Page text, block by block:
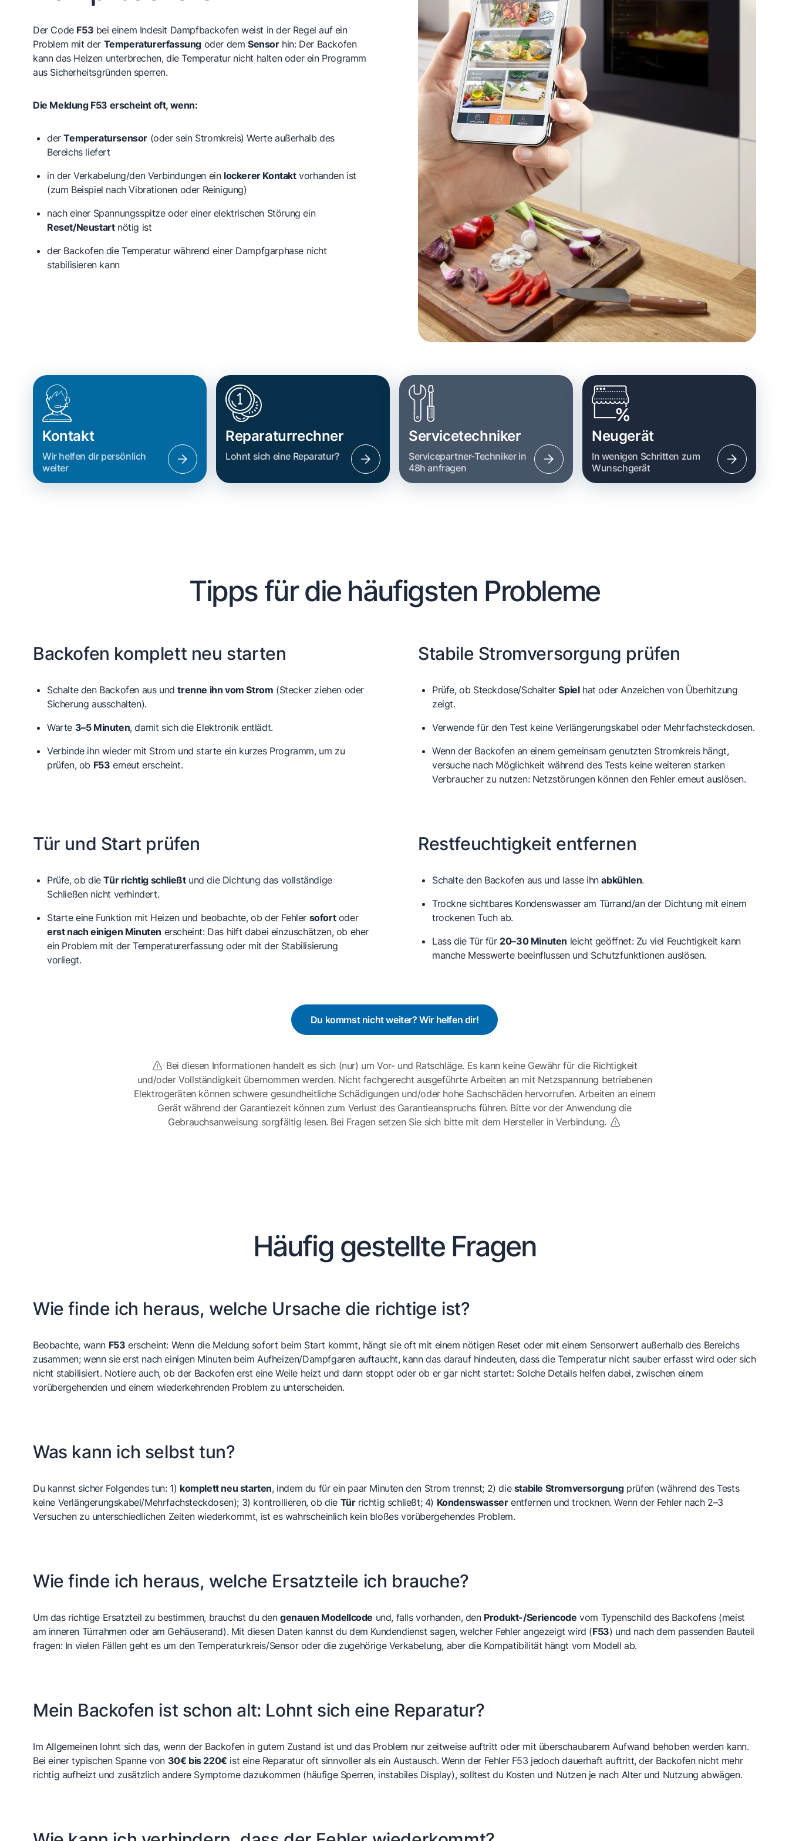
Der Code F53 bei einem Indesit Dampfbackofen weist in der Regel auf ein
Problem mit der Temperaturerfassung oder demSensorhin: Der Backofen
kann das Heizen unterbrechen, die Temperatur nicht halten oder ein Programm
aus Sicherheitsgründen sperren.
Die Meldung F53 erscheint oft, wenn:
derTemperatursensor (oder sein Stromkreis) Werteaußerhalb des
Bereichsliefert
in der Verkabelung/den Verbindungen ein lockerer Kontaktvorhanden ist
(zum Beispiel nach Vibrationen oder Reinigung)
nach einer Spannungsspitze oder einer elektrischen Störung ein
Reset/Neustartnötig ist
der Backofen die Temperatur während einer Dampfgarphase nicht
stabilisieren kann
Kontakt
Wir helfen dir persönlich
weiter
Reparaturrechner
Lohnt sich eine Reparatur?
Servicetechniker
Servicepartner-Techniker in
48h anfragen
Neugerät
In wenigen Schritten zum
Wunschgerät
Tipps für die häufigsten Probleme
Backofen komplett neu starten
Schalte den Backofen aus undtrenne ihn vom Strom (Stecker ziehen oder
Sicherung ausschalten).
Warte 3–5 Minuten, damit sich die Elektronik entlädt.
Verbinde ihn wieder mit Strom und starte ein kurzes Programm, um zu
prüfen, ob F53 erneut erscheint.
Stabile Stromversorgung prüfen
Prüfe, ob Steckdose/SchalterSpielhat oder Anzeichen von Überhitzung
zeigt.
Verwende für den Test keine Verlängerungskabel oder Mehrfachsteckdosen.
Wenn der Backofen an einem gemeinsam genutzten Stromkreis hängt,
versuche nach Möglichkeit während des Tests keine weiteren starken
Verbraucher zu nutzen: Netzstörungen können den Fehler erneut auslösen.
Tür und Start prüfen
Prüfe, ob dieTür richtig schließtund die Dichtung das vollständige
Schließen nicht verhindert.
Starte eine Funktion mit Heizen und beobachte, ob der Fehler sofortoder
erst nach einigen Minuten erscheint: Das hilft dabei einzuschätzen, ob eher
ein Problem mit der Temperaturerfassung oder mit der Stabilisierung
vorliegt.
Restfeuchtigkeit entfernen
Schalte den Backofen aus und lasse ihnabkühlen.
Trockne sichtbares Kondenswasser am Türrand/an der Dichtung mit einem
trockenen Tuch ab.
Lass die Tür für20–30 Minuten leicht geöffnet: Zu viel Feuchtigkeit kann
manche Messwerte beeinflussen und Schutzfunktionen auslösen.
Du kommst nicht weiter? Wir helfen dir!
Bei diesen Informationen handelt es sich (nur) um Vor- und Ratschläge. Es kann keine Gewähr für die Richtigkeit
und/oder Vollständigkeit übernommen werden. Nicht fachgerecht ausgeführte Arbeiten an mit Netzspannung betriebenen
Elektrogeräten können schwere gesundheitliche Schädigungen und/oder hohe Sachschäden hervorrufen. Arbeiten an einem
Gerät während der Garantiezeit können zum Verlust des Garantieanspruchs führen. Bitte vor der Anwendung die
Gebrauchsanweisung sorgfältig lesen. Bei Fragen setzen Sie sich bitte mit dem Hersteller in Verbindung.
Häufig gestellte Fragen
Wie finde ich heraus, welche Ursache die richtige ist?
Beobachte, wann F53 erscheint: Wenn die Meldung sofort beim Start kommt, hängt sie oft mit einem nötigen Reset oder mit einem Sensorwert außerhalb des Bereichs
zusammen; wenn sie erst nach einigen Minuten beim Aufheizen/Dampfgaren auftaucht, kann das darauf hindeuten, dass die Temperatur nicht sauber erfasst wird oder sich
nicht stabilisiert. Notiere auch, ob der Backofen erst eine Weile heizt und dann stoppt oder ob er gar nicht startet: Solche Details helfen dabei, zwischen einem
vorübergehenden und einem wiederkehrenden Problem zu unterscheiden.
Was kann ich selbst tun?
Du kannst sicher Folgendes tun: 1) komplett neu starten, indem du für ein paar Minuten den Strom trennst; 2) die stabile Stromversorgungprüfen (während des Tests
keine Verlängerungskabel/Mehrfachsteckdosen); 3) kontrollieren, ob die Türrichtig schließt; 4) Kondenswasserentfernen und trocknen. Wenn der Fehler nach 2–3
Versuchen zu unterschiedlichen Zeiten wiederkommt, ist es wahrscheinlich kein bloßes vorübergehendes Problem.
Wie finde ich heraus, welche Ersatzteile ich brauche?
Um das richtige Ersatzteil zu bestimmen, brauchst du dengenauen Modellcode und, falls vorhanden, den Produkt-/Seriencode vom Typenschild des Backofens (meist
am inneren Türrahmen oder am Gehäuserand). Mit diesen Daten kannst du dem Kundendienst sagen, welcher Fehler angezeigt wird (F53) und nach dem passenden Bauteil
fragen: In vielen Fällen geht es um den Temperaturkreis/Sensor oder die zugehörige Verkabelung, aber die Kompatibilität hängt vom Modell ab.
Mein Backofen ist schon alt: Lohnt sich eine Reparatur?
Im Allgemeinen lohnt sich das, wenn der Backofen in gutem Zustand ist und das Problem nur zeitweise auftritt oder mit überschaubarem Aufwand behoben werden kann.
Bei einer typischen Spanne von 30€ bis 220€ ist eine Reparatur oft sinnvoller als ein Austausch. Wenn der Fehler F53 jedoch dauerhaft auftritt, der Backofen nicht mehr
richtig aufheizt und zusätzlich andere Symptome dazukommen (häufige Sperren, instabiles Display), solltest du Kosten und Nutzen je nach Alter und Nutzung abwägen.